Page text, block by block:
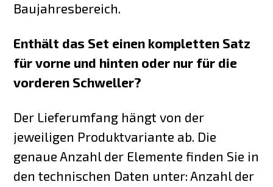
Baujahresbereich.
Enthält das Set einen kompletten Satz
für vorne und hinten oder nur für die
vorderen Schweller?
Der Lieferumfang hängt von der
jeweiligen Produktvariante ab. Die
genaue Anzahl der Elemente finden Sie in
den technischen Daten unter: Anzahl der